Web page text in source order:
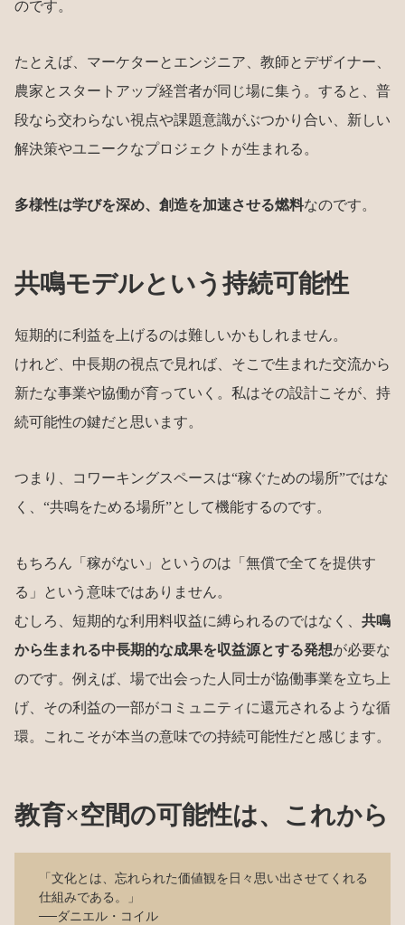
のです。
たとえば、マーケターとエンジニア、教師とデザイナー、
農家とスタートアップ経営者が同じ場に集う。すると、普
段なら交わらない視点や課題意識がぶつかり合い、新しい
解決策やユニークなプロジェクトが生まれる。
多様性は学びを深め、創造を加速させる燃料なのです。
共鳴モデルという持続可能性
短期的に利益を上げるのは難しいかもしれません。
けれど、中長期の視点で見れば、そこで生まれた交流から
新たな事業や協働が育っていく。私はその設計こそが、持
続可能性の鍵だと思います。
つまり、コワーキングスペースは“稼ぐための場所”ではな
く、“共鳴をためる場所”として機能するのです。
もちろん「稼がない」というのは「無償で全てを提供す
る」という意味ではありません。
むしろ、短期的な利用料収益に縛られるのではなく、 共鳴
から生まれる中長期的な成果を収益源とする発想が必要な
のです。例えば、場で出会った人同士が協働事業を立ち上
げ、その利益の一部がコミュニティに還元されるような循
環。これこそが本当の意味での持続可能性だと感じます。
教育×空間の可能性は、これから
「文化とは、忘れられた価値観を日々思い出させてくれる
仕組みである。」
──ダニエル・コイル